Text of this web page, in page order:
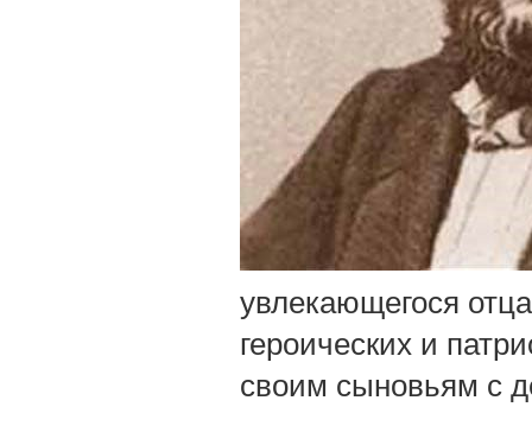
увлекающегося
героических и
своим сыновьям с